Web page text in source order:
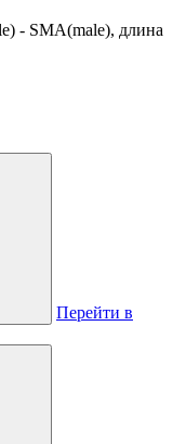
- SMA(male), длина
Перейти в